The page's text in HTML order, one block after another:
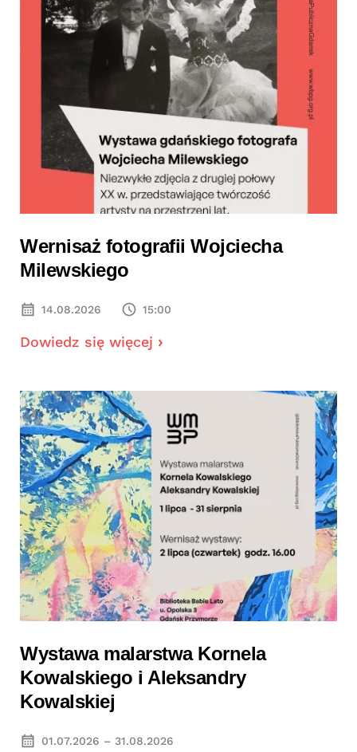
Wernisaż fotografii Wojciecha
Milewskiego
14.08.2026 15:00
Dowiedz się więcej
Wystawa malarstwa Kornela
Kowalskiego i Aleksandry
Kowalskiej
01.07.2026 – 31.08.2026